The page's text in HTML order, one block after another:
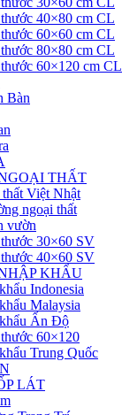
40×80 cm CL
60×60 cm CL
80×80 cm CL
60×120 cm CL
Bàn
THẤT
Việt Nhật
ngoại thất
vườn
30×60 SV
40×60 SV
KHẨU
Indonesia
Malaysia
Ấn Độ
60×120
Trung Quốc
LÁT